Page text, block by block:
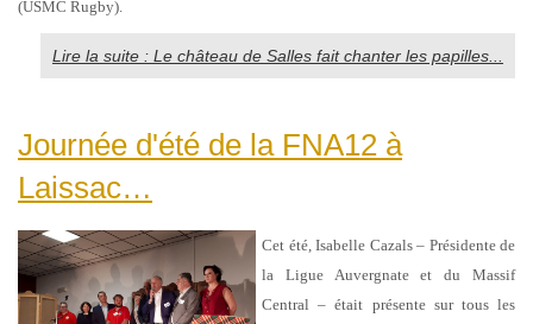
(USMC Rugby).
Lire la suite : Le château de Salles fait chanter les papilles...
Journée d'été de la FNA12 à
Laissac…
Cet été, Isabelle Cazals – Présidente de
la Ligue Auvergnate et du Massif
Central – était présente sur tous les